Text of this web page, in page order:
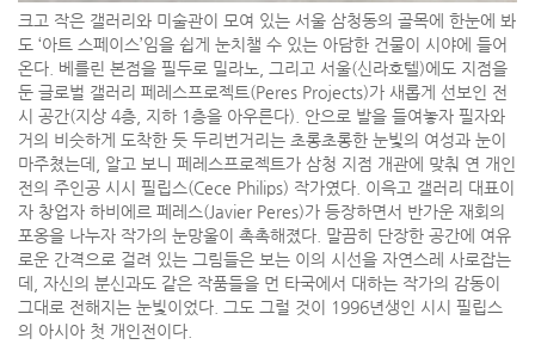
크고 작은 갤러리와 미술관이 모여 있는 서울 삼청동의 골목에 한눈에 봐
도 ‘아트 스페이스’임을 쉽게 눈치챌 수 있는 아담한 건물이 시야에 들어
온다. 베를린 본점을 필두로 밀라노, 그리고 서울(신라호텔)에도 지점을
둔 글로벌 갤러리 페레스프로젝트(Peres Projects)가 새롭게 선보인 전
시 공간(지상 4층, 지하 1층을 아우른다). 안으로 발을 들여놓자 필자와
거의 비슷하게 도착한 듯 두리번거리는 초롱초롱한 눈빛의 여성과 눈이
마주쳤는데, 알고 보니 페레스프로젝트가 삼청 지점 개관에 맞춰 연 개인
전의 주인공 시시 필립스(Cece Philips) 작가였다. 이윽고 갤러리 대표이
자 창업자 하비에르 페레스(Javier Peres)가 등장하면서 반가운 재회의
포옹을 나누자 작가의 눈망울이 촉촉해졌다. 말끔히 단장한 공간에 여유
로운 간격으로 걸려 있는 그림들은 보는 이의 시선을 자연스레 사로잡는
데, 자신의 분신과도 같은 작품들을 먼 타국에서 대하는 작가의 감동이
그대로 전해지는 눈빛이었다. 그도 그럴 것이 1996년생인 시시 필립스
의 아시아 첫 개인전이다.